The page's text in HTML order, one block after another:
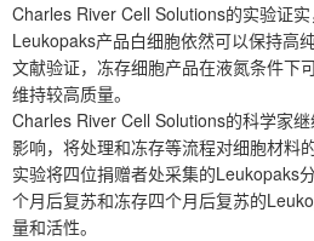
Charles River Cell Solutions的实验证
Leukopaks产品白细胞依然可以保持高
文献验证，冻存细胞产品在液氮条件下
维持较高质量。
Charles River Cell Solutions的科学家
影响，将处理和冻存等流程对细胞材料
实验将四位捐赠者处采集的Leukopaks
个月后复苏和冻存四个月后复苏的
量和活性。